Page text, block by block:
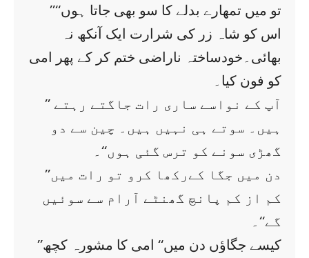
’’تو میں تمھارے بدلے کا سو بھی جاتا ہوں‘‘
اس کو شاہ زر کی شرارت ایک آنکھ نہ
بھائی۔خودساختہ ناراضی ختم کر کے پھر امی
کو فون کیا۔
’’ آپ کے نواسے ساری رات جاگتے رہتے
ہیں۔ سوتے ہی نہیں ہیں۔ چین سے دو
گھڑی سونے کو ترس گئی ہوں‘‘۔
’’دن میں جگا کےرکھا کرو تو رات میں
کم از کم پانچ گھنٹے آرام سے سوئیں
گے‘‘۔
’’کیسے جگاؤں دن میں‘‘ امی کا مشورہ کچھ